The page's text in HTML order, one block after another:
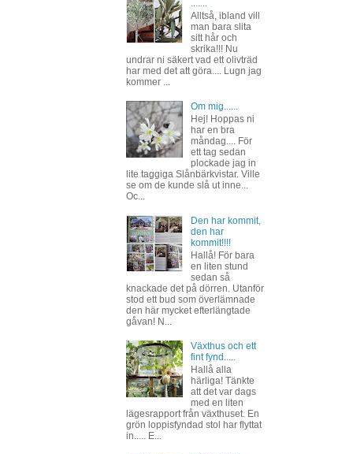
Alltså, ibland vill
man bara slita
sitt hår och
skrika!!! Nu
undrar ni säkert vad ett olivträd
har med det att göra.... Lugn jag
kommer ...
Om mig......
Hej! Hoppas ni
har en bra
måndag.... För
ett tag sedan
plockade jag in
lite taggiga Slånbärkvistar. Ville
se om de kunde slå ut inne...
Oc...
Den har kommit,
den har
kommit!!!!
Hallå! För bara
en liten stund
sedan så
knackade det på dörren. Utanför
stod ett bud som överlämnade
den här mycket efterlängtade
gåvan! N...
Växthus och ett
fint fynd.....
Hallå alla
härliga! Tänkte
att det var dags
med en liten
lägesrapport från växthuset. En
grön loppisfyndad stol har flyttat
in..... E...